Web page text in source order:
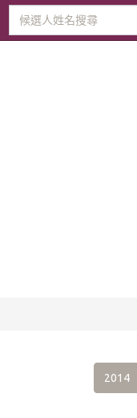
2014